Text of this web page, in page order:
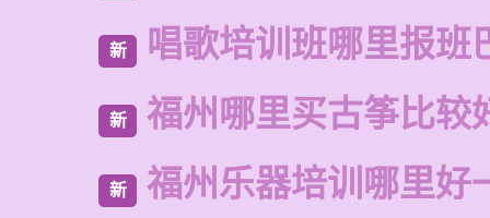
新 唱歌培训班哪里报班
新 福州哪里买古筝比较
新 福州乐器培训哪里好